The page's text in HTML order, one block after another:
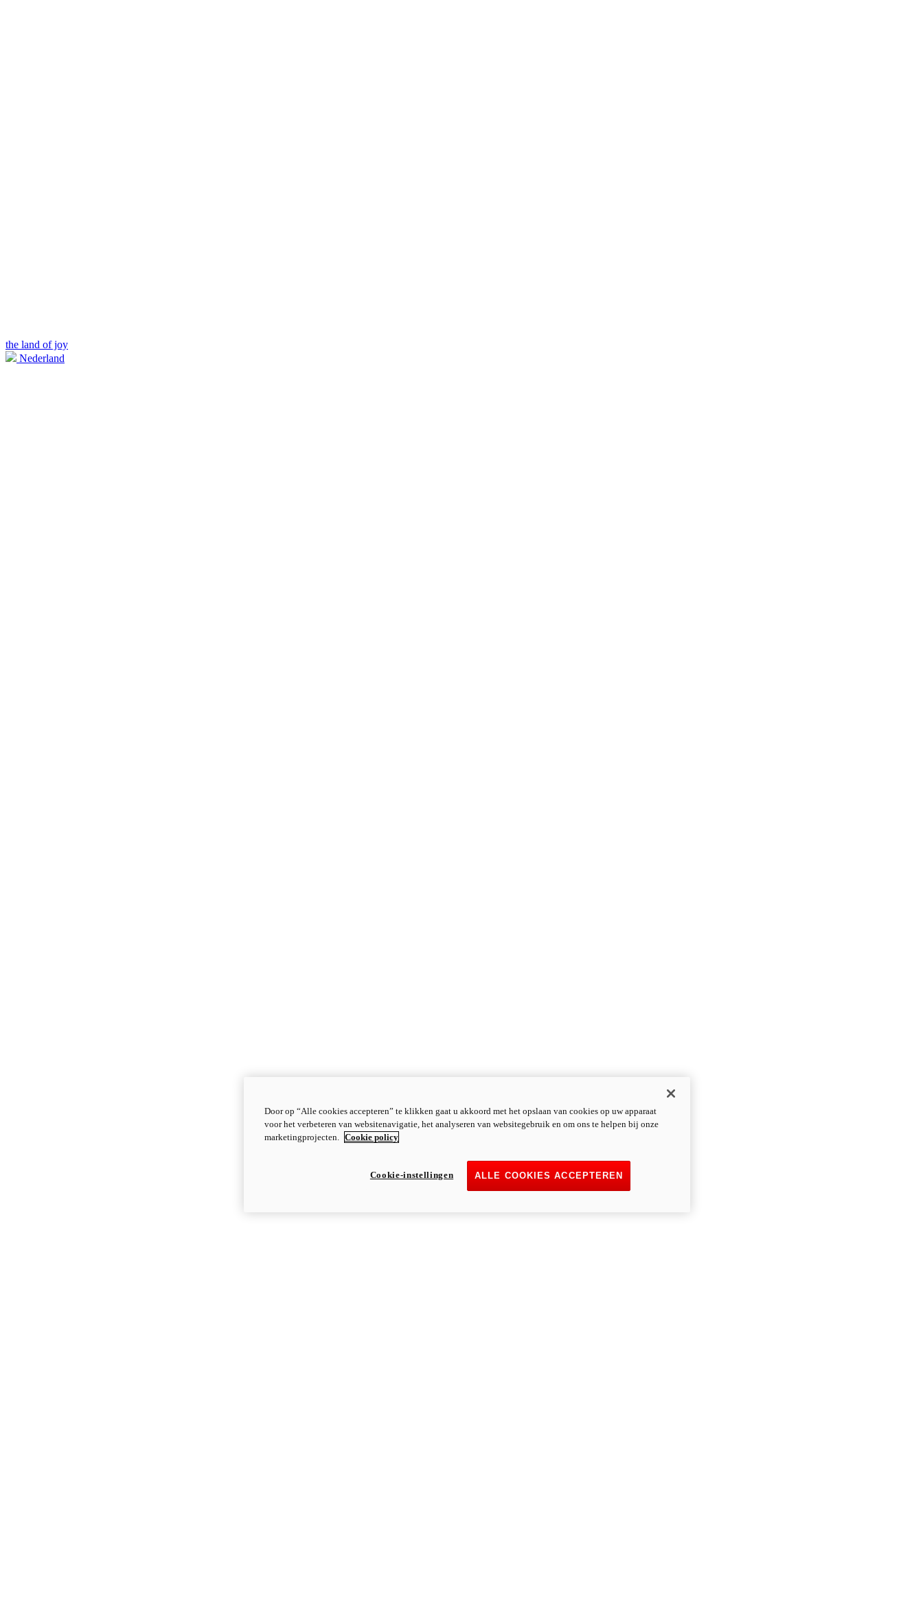
the land of joy
Nederland
Door op “Alle cookies accepteren” te klikken gaat u akkoord met het opslaan van cookies op uw apparaat
voor het verbeteren van websitenavigatie, het analyseren van websitegebruik en om ons te helpen bij onze
marketingprojecten. Cookie policy
ALLE COOKIES ACCEPTEREN
Cookie-instellingen